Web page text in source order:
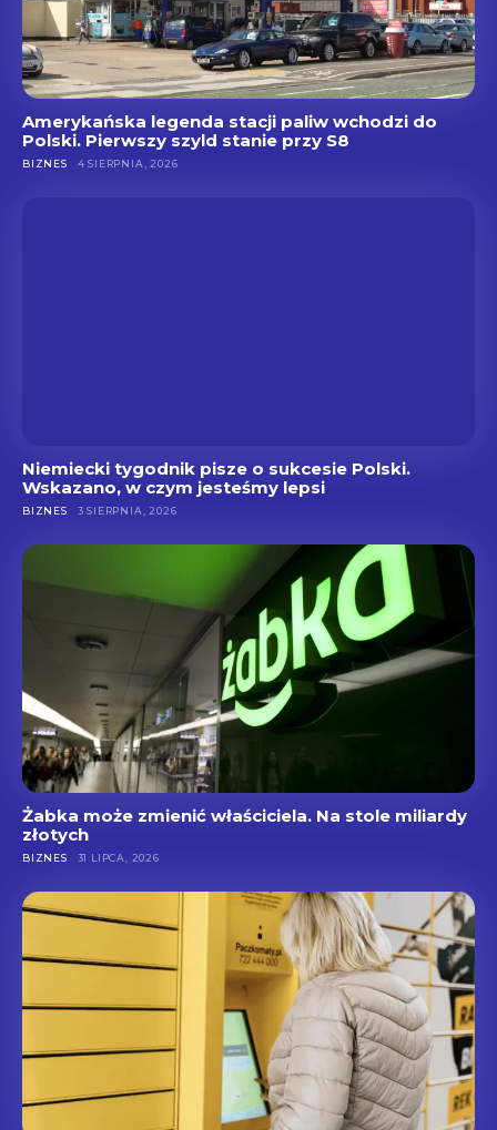
Amerykańska legenda stacji paliw wchodzi do
Polski. Pierwszy szyld stanie przy S8
BIZNES 4 SIERPNIA, 2026
Niemiecki tygodnik pisze o sukcesie Polski.
Wskazano, w czym jesteśmy lepsi
BIZNES 3 SIERPNIA, 2026
Żabka może zmienić właściciela. Na stole miliardy
złotych
BIZNES 31 LIPCA, 2026